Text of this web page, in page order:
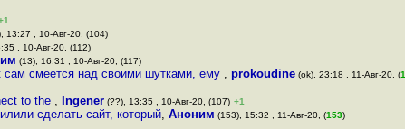
13:27 , 10-Авг-20, (104)
, 10-Авг-20, (112)
(13), 16:31 , 10-Авг-20, (117)
сам смеется над своими шутками, ему , prokoudine (ok), 23:18 , 11-Авг-20, (
to the , Ingener (??), 13:35 , 10-Авг-20, (107) +1
сделать сайт, который, Аноним (153), 15:32 , 11-Авг-20, (153)